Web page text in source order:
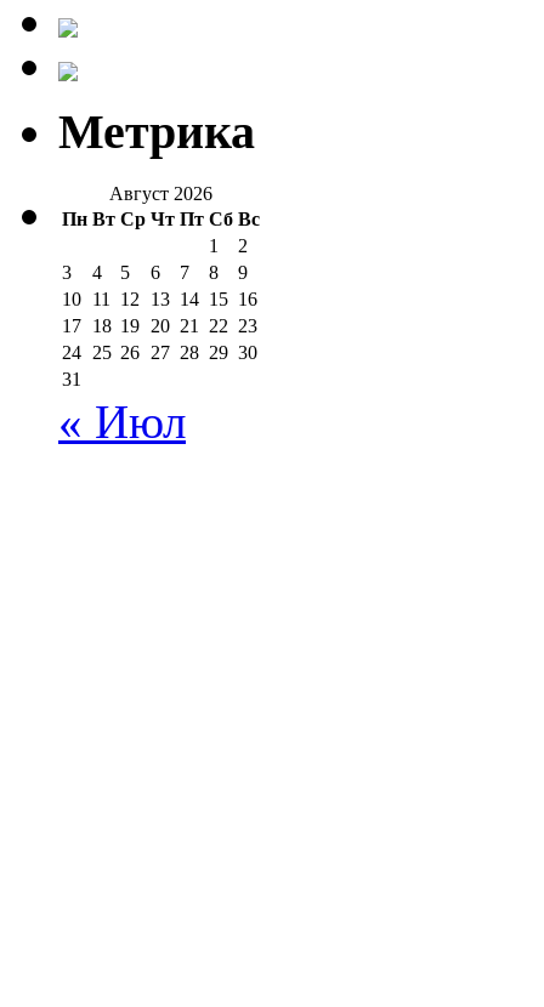
Метрика
Август 2026
Пн Вт Ср Чт Пт Сб Вс
1
2
3
4 5 6 7 8
9
10 11 12 13 14 15 16
17 18 19 20 21 22 23
24 25 26 27 28 29 30
31
« Июл